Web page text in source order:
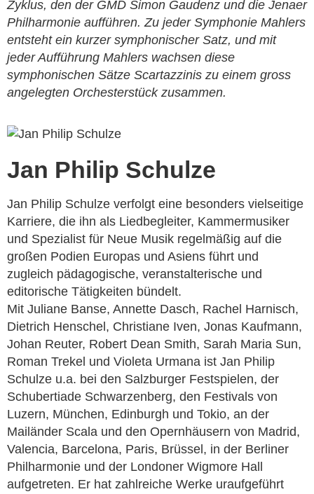
Zyklus, den der GMD Simon Gaudenz und die Jenaer
Philharmonie aufführen. Zu jeder Symphonie Mahlers
entsteht ein kurzer symphonischer Satz, und mit
jeder Aufführung Mahlers wachsen diese
symphonischen Sätze Scartazzinis zu einem gross
angelegten Orchesterstück zusammen.
Jan Philip Schulze
Jan Philip Schulze verfolgt eine besonders vielseitige
Karriere, die ihn als Liedbegleiter, Kammermusiker
und Spezialist für Neue Musik regelmäßig auf die
großen Podien Europas und Asiens führt und
zugleich pädagogische, veranstalterische und
editorische Tätigkeiten bündelt.
Mit Juliane Banse, Annette Dasch, Rachel Harnisch,
Dietrich Henschel, Christiane Iven, Jonas Kaufmann,
Johan Reuter, Robert Dean Smith, Sarah Maria Sun,
Roman Trekel und Violeta Urmana ist Jan Philip
Schulze u.a. bei den Salzburger Festspielen, der
Schubertiade Schwarzenberg, den Festivals von
Luzern, München, Edinburgh und Tokio, an der
Mailänder Scala und den Opernhäusern von Madrid,
Valencia, Barcelona, Paris, Brüssel, in der Berliner
Philharmonie und der Londoner Wigmore Hall
aufgetreten. Er hat zahlreiche Werke uraufgeführt